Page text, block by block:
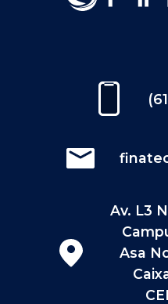
Av. L3
Asa